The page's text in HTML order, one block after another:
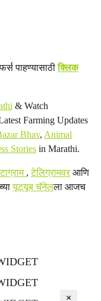
पाहण्यासाठीक्लिक
& Watch
Farming Updates
Bhav, Animal
Stories in Marathi.
,टेलिग्रामवरआणि
यूट्यूब चॅनेलला आजच
×